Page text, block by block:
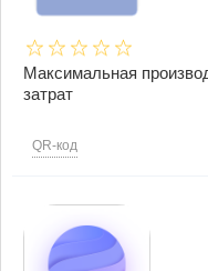
Максимальная
затрат
QR-код